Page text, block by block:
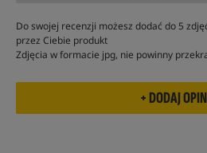
Do swojej recenzji możesz dodać do 5
przez Ciebie produkt
Zdjęcia w formacie jpg, nie powinny